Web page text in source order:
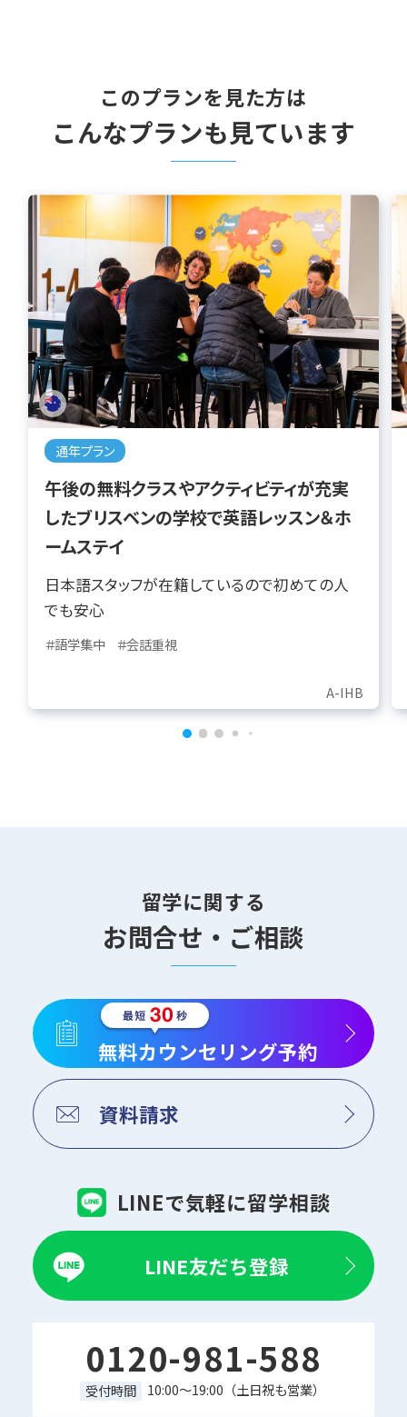
このプランを見た方は
こんなプランも見ています
通年プラン
午後の無料クラスやアクティビティが充実
したブリスベンの学校で英語レッスン＆ホ
ームステイ
日本語スタッフが在籍しているので初めての人
でも安心
＃語学集中 ＃会話重視
A-IHB
留学に関する
お問合せ・ご相談
無料カウンセリング予約
資料請求
LINEで気軽に留学相談
LINE友だち登録
0120-981-588
受付時間 10:00～19:00（土日祝も営業）